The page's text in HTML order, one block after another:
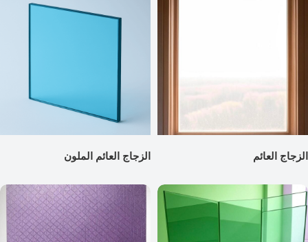
الزجاج العائم الزجاج العائم الملون